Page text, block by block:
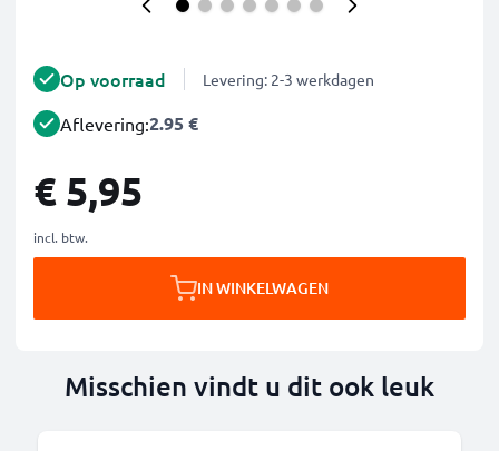
Op voorraad Levering: 2-3 werkdagen
Aflevering:2.95 €
€ 5,95
incl. btw.
IN WINKELWAGEN
Misschien vindt u dit ook leuk